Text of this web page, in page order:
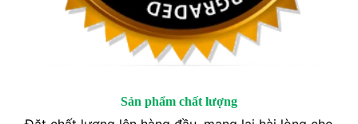
Sản phẩm chất lượng